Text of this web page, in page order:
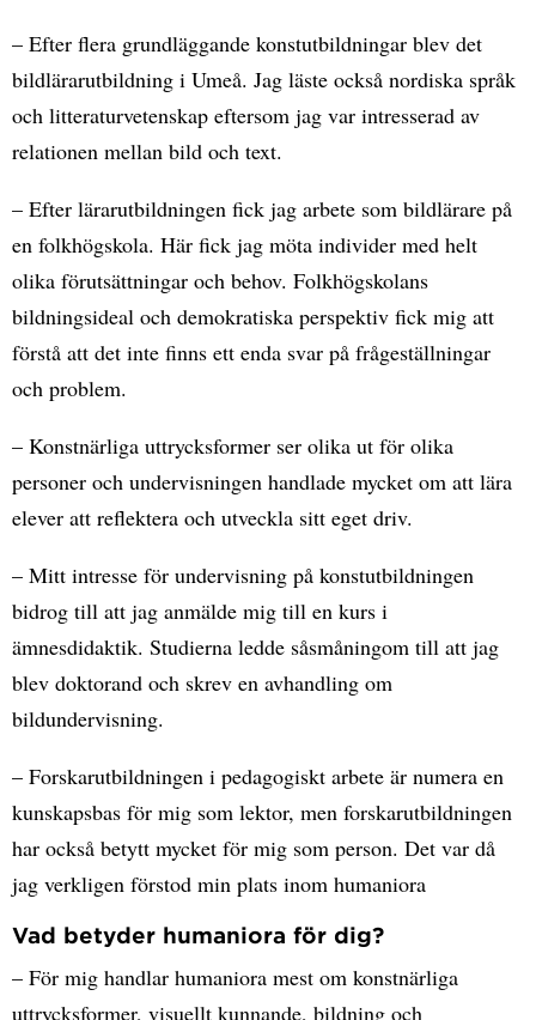
– Efter flera grundläggande konstutbildningar blev det
bildlärarutbildning i Umeå. Jag läste också nordiska språk
och litteraturvetenskap eftersom jag var intresserad av
relationen mellan bild och text.
– Efter lärarutbildningen fick jag arbete som bildlärare på
en folkhögskola. Här fick jag möta individer med helt
olika förutsättningar och behov. Folkhögskolans
bildningsideal och demokratiska perspektiv fick mig att
förstå att det inte finns ett enda svar på frågeställningar
och problem.
– Konstnärliga uttrycksformer ser olika ut för olika
personer och undervisningen handlade mycket om att lära
elever att reflektera och utveckla sitt eget driv.
– Mitt intresse för undervisning på konstutbildningen
bidrog till att jag anmälde mig till en kurs i
ämnesdidaktik. Studierna ledde såsmåningom till att jag
blev doktorand och skrev en avhandling om
bildundervisning.
– Forskarutbildningen i pedagogiskt arbete är numera en
kunskapsbas för mig som lektor, men forskarutbildningen
har också betytt mycket för mig som person. Det var då
jag verkligen förstod min plats inom humaniora
Vad betyder humaniora för dig?
– För mig handlar humaniora mest om konstnärliga
uttrycksformer, visuellt kunnande, bildning och